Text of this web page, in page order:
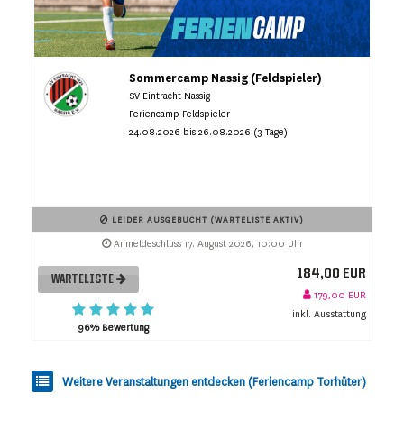
Sommercamp Nassig (Feldspieler)
SV Eintracht Nassig
Feriencamp Feldspieler
24.08.2026 bis 26.08.2026 (3 Tage)
LEIDER AUSGEBUCHT (WARTELISTE AKTIV)
Anmeldeschluss 17. August 2026, 10:00 Uhr
WARTELISTE
96% Bewertung
184,00 EUR
179,00 EUR
inkl. Ausstattung
Weitere Veranstaltungen entdecken (Feriencamp Torhüter)